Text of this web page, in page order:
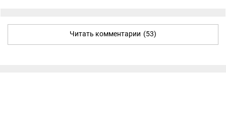
Читать комментарии (53)